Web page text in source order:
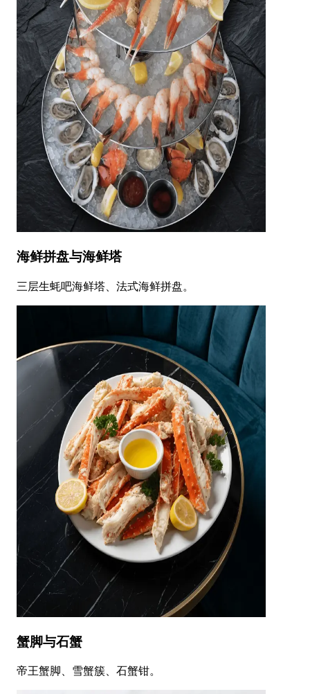
海鲜拼盘与海鲜塔
三层生蚝吧海鲜塔、法式海鲜拼盘。
蟹脚与石蟹
帝王蟹脚、雪蟹簇、石蟹钳。